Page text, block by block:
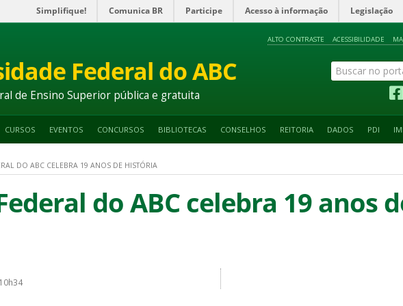
Simplifique! Comunica BR Participe Acesso à informação Legislação
ALTO CONTRASTE ACESSIBILIDADE
Federal do ABC
de Ensino Superior pública e gratuita
CURSOS EVENTOS CONCURSOS BIBLIOTECAS CONSELHOS REITORIA DADOS PDI
DO ABC CELEBRA 19 ANOS DE HISTÓRIA
do ABC celebra 19 anos